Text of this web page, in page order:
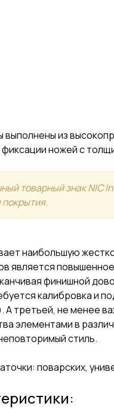
из
ножей с
товарный знак NIC
наибольшую
является
финишной
калибровка и
А третьей, не менее
элементами в
стиль.
поварских,